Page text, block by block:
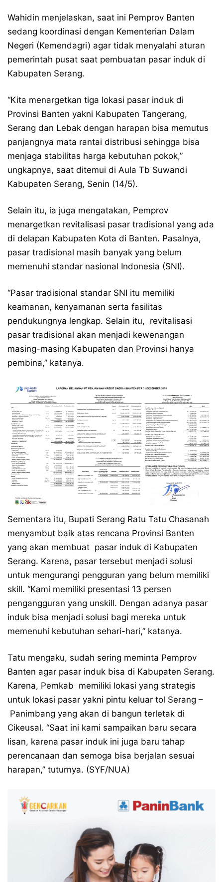
Wahidin menjelaskan, saat ini Pemprov Banten
sedang koordinasi dengan Kementerian Dalam
Negeri (Kemendagri) agar tidak menyalahi aturan
pemerintah pusat saat pembuatan pasar induk di
Kabupaten Serang.
“Kita menargetkan tiga lokasi pasar induk di
Provinsi Banten yakni Kabupaten Tangerang,
Serang dan Lebak dengan harapan bisa memutus
panjangnya mata rantai distribusi sehingga bisa
menjaga stabilitas harga kebutuhan pokok,”
ungkapnya, saat ditemui di Aula Tb Suwandi
Kabupaten Serang, Senin (14/5).
Selain itu, ia juga mengatakan, Pemprov
menargetkan revitalisasi pasar tradisional yang ada
di delapan Kabupaten Kota di Banten. Pasalnya,
pasar tradisional masih banyak yang belum
memenuhi standar nasional Indonesia (SNI).
“Pasar tradisional standar SNI itu memiliki
keamanan, kenyamanan serta fasilitas
pendukungnya lengkap. Selain itu, revitalisasi
pasar tradisional akan menjadi kewenangan
masing-masing Kabupaten dan Provinsi hanya
pembina,” katanya.
Sementara itu, Bupati Serang Ratu Tatu Chasanah
menyambut baik atas rencana Provinsi Banten
yang akan membuat pasar induk di Kabupaten
Serang. Karena, pasar tersebut menjadi solusi
untuk mengurangi pengguran yang belum memiliki
skill. “Kami memiliki presentasi 13 persen
pengangguran yang unskill. Dengan adanya pasar
induk bisa menjadi solusi bagi mereka untuk
memenuhi kebutuhan sehari-hari,” katanya.
Tatu mengaku, sudah sering meminta Pemprov
Banten agar pasar induk bisa di Kabupaten Serang.
Karena, Pemkab memiliki lokasi yang strategis
untuk lokasi pasar yakni pintu keluar tol Serang –
Panimbang yang akan di bangun terletak di
Cikeusal. “Saat ini kami sampaikan baru secara
lisan, karena pasar induk ini juga baru tahap
perencanaan dan semoga bisa berjalan sesuai
harapan,” tuturnya. (SYF/NUA)